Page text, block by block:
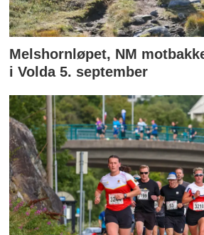
Melshornløpet, NM
i Volda 5. september